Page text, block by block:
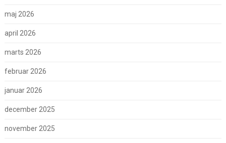
maj 2026
april 2026
marts 2026
februar 2026
januar 2026
december 2025
november 2025